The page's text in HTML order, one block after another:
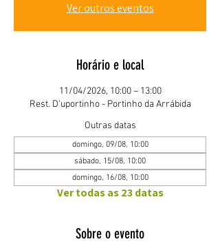
Ver outros eventos
Horário e local
11/04/2026, 10:00 – 13:00
Rest. D'uportinho - Portinho da Arrábida
Outras datas
domingo, 09/08, 10:00
sábado, 15/08, 10:00
domingo, 16/08, 10:00
Ver todas as 23 datas
Sobre o evento